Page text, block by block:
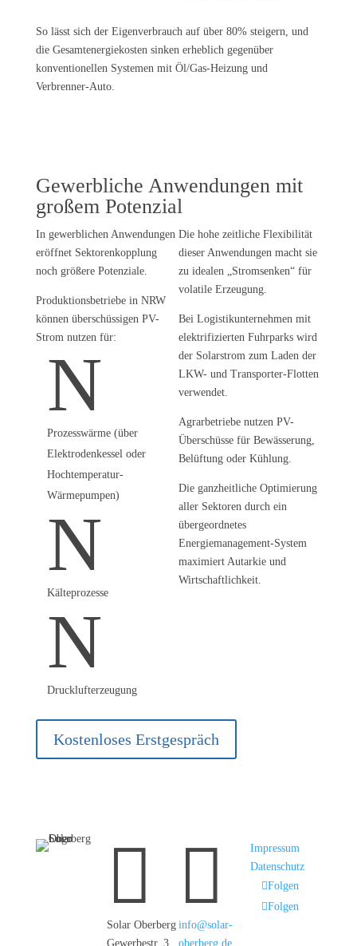
So lässt sich der Eigenverbrauch auf über 80% steigern, und
die Gesamtenergiekosten sinken erheblich gegenüber
konventionellen Systemen mit Öl/Gas-Heizung und
Verbrenner-Auto.
Gewerbliche Anwendungen mit
großem Potenzial
In gewerblichen Anwendungen
eröffnet Sektorenkopplung
noch größere Potenziale.
Produktionsbetriebe in NRW
können überschüssigen PV-
Strom nutzen für:
N
Prozesswärme (über
Elektrodenkessel oder
Hochtemperatur-
Wärmepumpen)
N
Kälteprozesse
N
Drucklufterzeugung
Die hohe zeitliche Flexibilität
dieser Anwendungen macht sie
zu idealen „Stromsenken“ für
volatile Erzeugung.
Bei Logistikunternehmen mit
elektrifizierten Fuhrparks wird
der Solarstrom zum Laden der
LKW- und Transporter-Flotten
verwendet.
Agrarbetriebe nutzen PV-
Überschüsse für Bewässerung,
Belüftung oder Kühlung.
Die ganzheitliche Optimierung
aller Sektoren durch ein
übergeordnetes
Energiemanagement-System
maximiert Autarkie und
Wirtschaftlichkeit.
Kostenloses Erstgespräch

Solar Oberberg
Gewerbestr. 3

info@solar-
oberberg.de
Impressum
Datenschutz
Folgen
Folgen